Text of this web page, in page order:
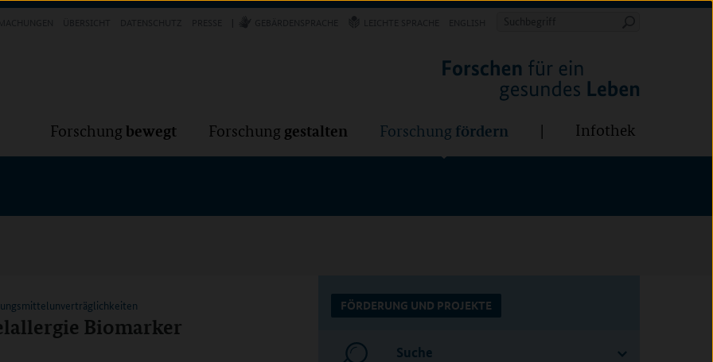
Suchbegriff
Forschung bewegt Forschung gestalten Forschung fördern Infothek
Biomarker
FÖRDERUNG UND PROJEKTE
Suche
Forschung Forschung Forschung fördern Infothek